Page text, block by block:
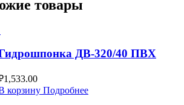
товары
ДВ-320/40 ПВХ
1,533.00
корзинуПодробнее